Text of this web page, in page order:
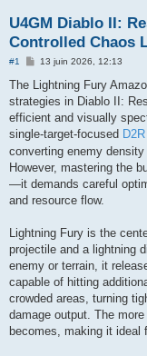
U4GM Diablo II:
Controlled Chaos
#1
M
s
a
g
13 juin 2026, 12:13
The Lightning Fury
strategies in Diablo II:
efficient and visually
single-target-focused
converting enemy
However, mastering the
—it demands careful
and resource flow.
Lightning Fury is the
projectile and a lightning
enemy or terrain, it
capable of hitting
crowded areas, turning
damage output. The
becomes, making it ideal